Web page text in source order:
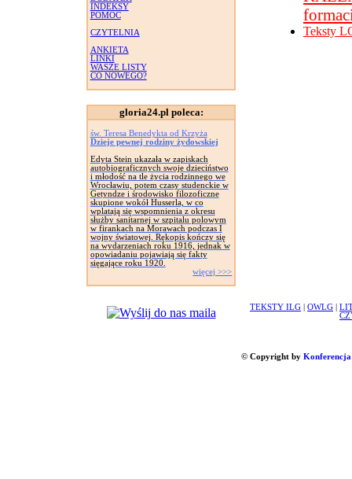
INDEKSY
POMOC
CZYTELNIA
ANKIETA
LINKI
WASZE LISTY
CO NOWEGO?
gloria24.pl poleca:
św. Teresa Benedykta od Krzyża
Dzieje pewnej rodziny żydowskiej
Edyta Stein ukazała w zapiskach
autobiograficznych swoje dzieciństwo
i młodość na tle życia rodzinnego we
Wrocławiu, potem czasy studenckie w
Getyndze i środowisko filozoficzne
skupione wokół Husserla, w co
wplatają się wspomnienia z okresu
służby sanitarnej w szpitalu polowym
w firankach na Morawach podczas I
wojny światowej. Rękopis kończy się
na wydarzeniach roku 1916, jednak w
opowiadaniu pojawiają się fakty
sięgające roku 1920.
więcej >>>
Teksty
TEKSTY ILG OWLG
© Copyright by Konferencja